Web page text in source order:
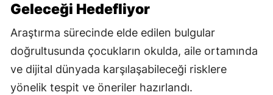
Geleceği Hedefliyor
Araştırma sürecinde elde edilen bulgular
doğrultusunda çocukların okulda, aile ortamında
ve dijital dünyada karşılaşabileceği risklere
yönelik tespit ve öneriler hazırlandı.